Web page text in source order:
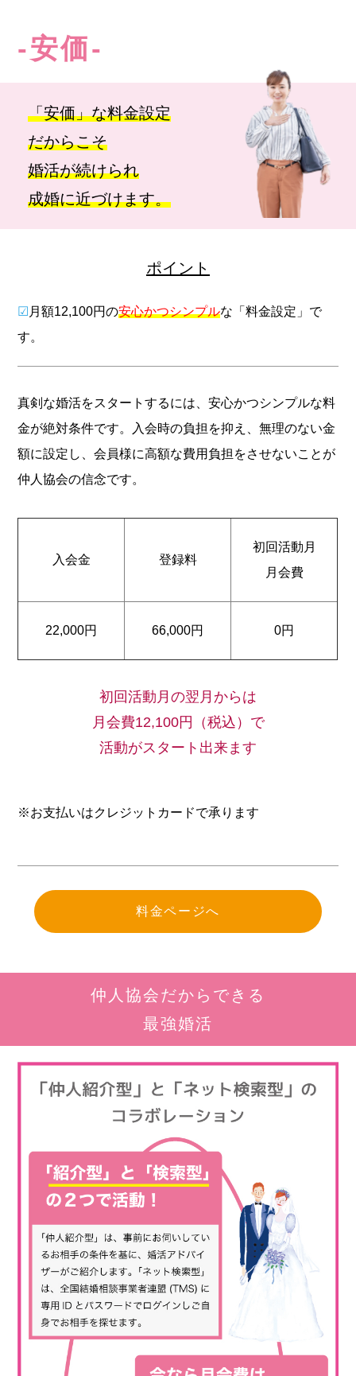
-安価-
「安価」な料金設定
だからこそ
婚活が続けられ
成婚に近づけます。
ポイント
☑ 月額12,100円の安心かつシンプルな「料金設定」で
す。
真剣な婚活をスタートするには、安心かつシンプルな料
金が絶対条件です。入会時の負担を抑え、無理のない金
額に設定し、会員様に高額な費用負担をさせないことが
仲人協会の信念です。
入会金 登録料
初回活動月
月会費
22,000円 66,000円 0円
初回活動月の翌月からは
月会費12,100円（税込）で
活動がスタート出来ます
※お支払いはクレジットカードで承ります
料金ページへ
仲人協会だからできる
最強婚活